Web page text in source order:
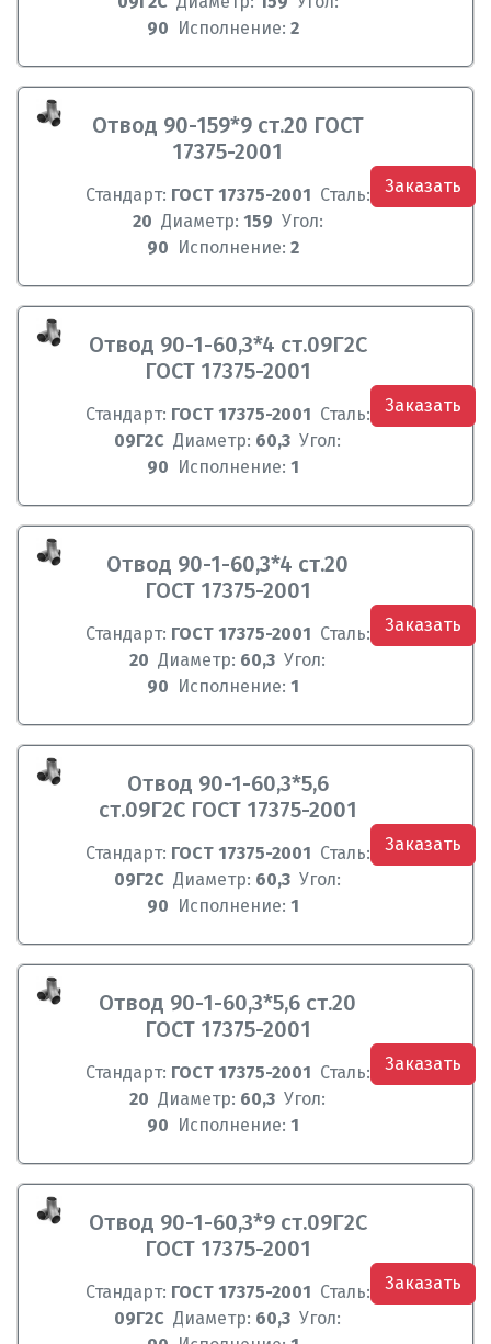
90 Исполнение:2
Отвод 90-159*9 ст.20 ГОСТ
17375-2001
Стандарт: ГОСТ 17375-2001 Сталь:
20 Диаметр: 159 Угол:
90 Исполнение:2
Заказать
Отвод 90-1-60,3*4 ст.09Г2С
ГОСТ 17375-2001
Стандарт: ГОСТ 17375-2001 Сталь:
09Г2С Диаметр: 60,3 Угол:
90 Исполнение:1
Заказать
Отвод 90-1-60,3*4 ст.20
ГОСТ 17375-2001
Стандарт: ГОСТ 17375-2001 Сталь:
20 Диаметр: 60,3 Угол:
90 Исполнение:1
Заказать
Отвод 90-1-60,3*5,6
ст.09Г2С ГОСТ 17375-2001
Стандарт: ГОСТ 17375-2001 Сталь:
09Г2С Диаметр: 60,3 Угол:
90 Исполнение:1
Заказать
Отвод 90-1-60,3*5,6 ст.20
ГОСТ 17375-2001
Стандарт: ГОСТ 17375-2001 Сталь:
20 Диаметр: 60,3 Угол:
90 Исполнение:1
Заказать
Отвод 90-1-60,3*9 ст.09Г2С
ГОСТ 17375-2001
Стандарт: ГОСТ 17375-2001 Сталь:
09Г2С Диаметр: 60,3 Угол:
Заказать